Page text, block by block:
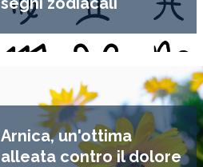
Arnica, un'ottima
alleata contro il dolore